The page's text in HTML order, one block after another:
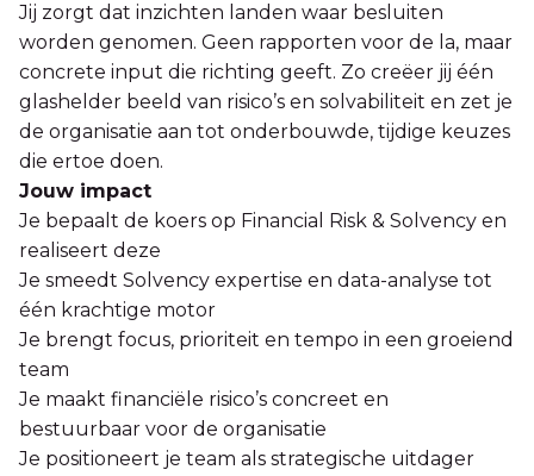
Jij zorgt dat inzichten landen waar besluiten
worden genomen. Geen rapporten voor de la, maar
concrete input die richting geeft. Zo creëer jij één
glashelder beeld van risico’s en solvabiliteit en zet je
de organisatie aan tot onderbouwde, tijdige keuzes
die ertoe doen.
Jouw impact
Je bepaalt de koers op Financial Risk & Solvency en
realiseert deze
Je smeedt Solvency expertise en data-analyse tot
één krachtige motor
Je brengt focus, prioriteit en tempo in een groeiend
team
Je maakt financiële risico’s concreet en
bestuurbaar voor de organisatie
Je positioneert je team als strategische uitdager